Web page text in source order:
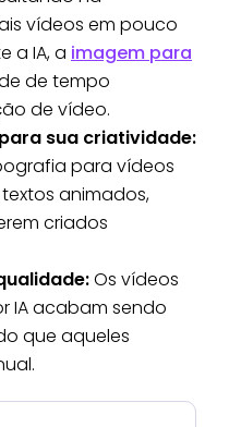
vídeos em pouco
a IA, a imagem para
de tempo
de vídeo.
sua criatividade:
para vídeos
animados,
criados
Os vídeos
IA acabam sendo
que aqueles